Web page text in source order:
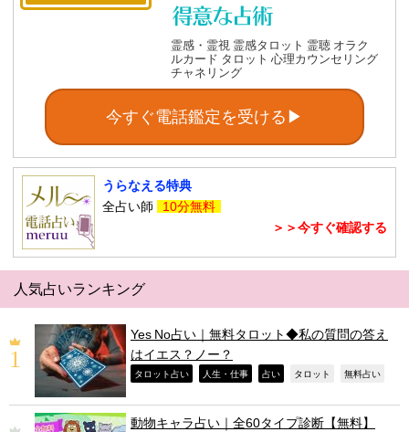
霊感・霊視 霊感タロット 霊聴 オラク
ルカード タロット 心理カウンセリング
チャネリング
今すぐ電話鑑定を受ける▶
うらなえる特典
全占い師
10分無料
＞＞今すぐ確認する
人気占いランキング
Yes No占い｜無料タロット◆私の質問の答え
はイエス？ノー？
タロット占い 人生・仕事 占い タロット 無料占い
動物キャラ占い｜全60タイプ診断【無料】